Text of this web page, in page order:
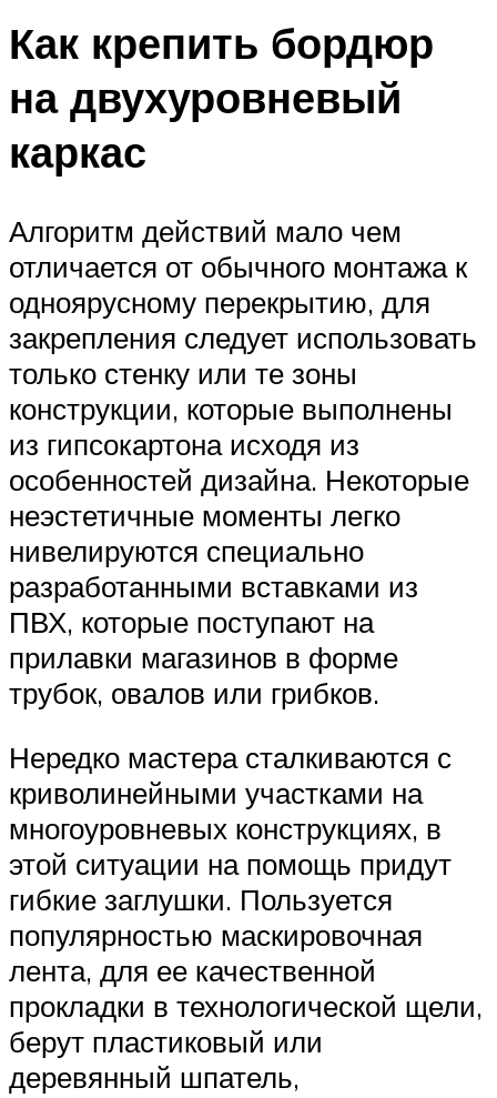
Как крепить бордюр
на двухуровневый
каркас
Алгоритм действий мало чем
отличается от обычного монтажа к
одноярусному перекрытию, для
закрепления следует использовать
только стенку или те зоны
конструкции, которые выполнены
из гипсокартона исходя из
особенностей дизайна. Некоторые
неэстетичные моменты легко
нивелируются специально
разработанными вставками из
ПВХ, которые поступают на
прилавки магазинов в форме
трубок, овалов или грибков.
Нередко мастера сталкиваются с
криволинейными участками на
многоуровневых конструкциях, в
этой ситуации на помощь придут
гибкие заглушки. Пользуется
популярностью маскировочная
лента, для ее качественной
прокладки в технологической щели,
берут пластиковый или
деревянный шпатель,